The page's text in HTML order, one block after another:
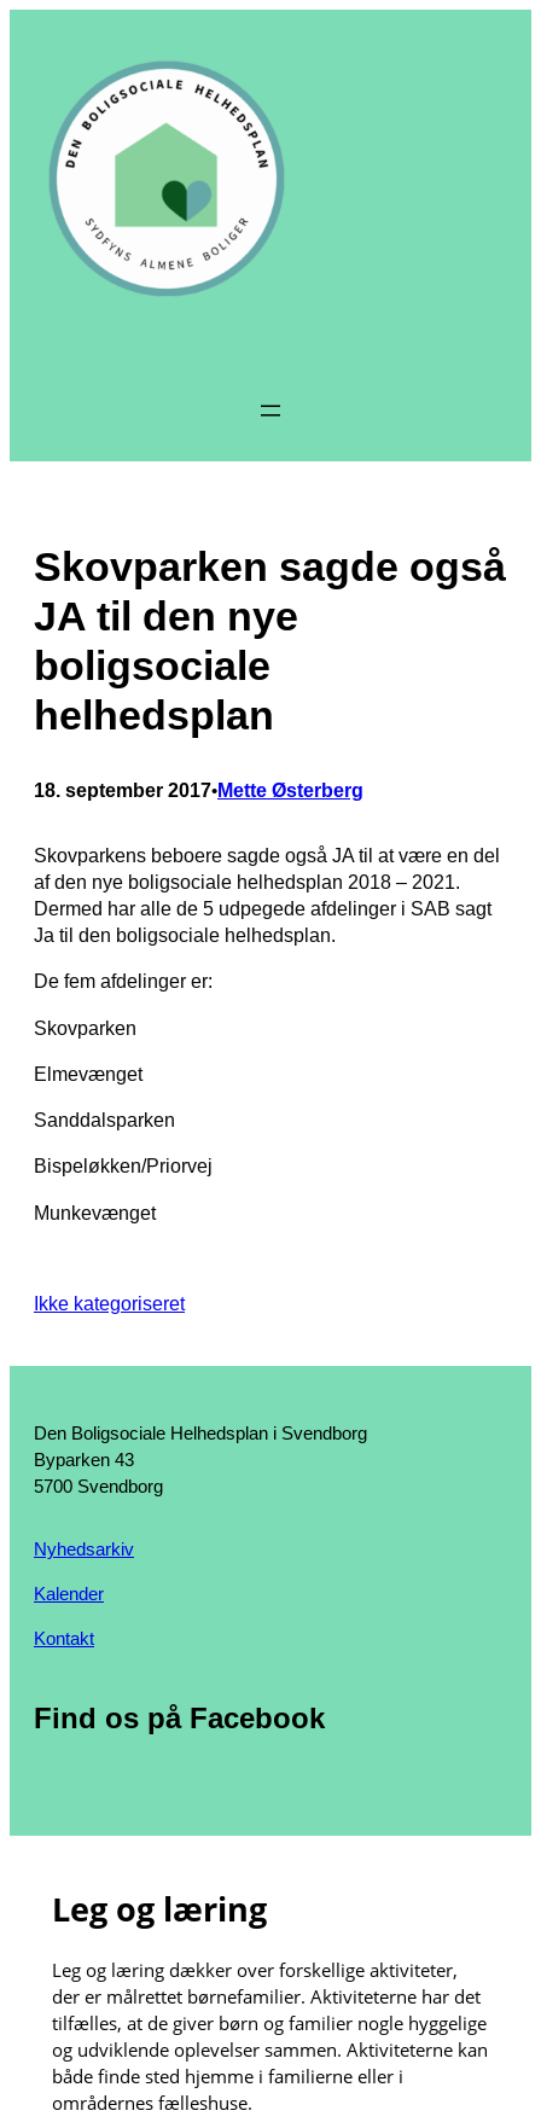
Skovparken sagde også
JA til den nye
boligsociale
helhedsplan
18. september 2017•Mette Østerberg
Skovparkens beboere sagde også JA til at være en del
af den nye boligsociale helhedsplan 2018 – 2021.
Dermed har alle de 5 udpegede afdelinger i SAB sagt
Ja til den boligsociale helhedsplan.
De fem afdelinger er:
Skovparken
Elmevænget
Sanddalsparken
Bispeløkken/Priorvej
Munkevænget
Ikke kategoriseret
Den Boligsociale Helhedsplan i Svendborg
Byparken 43
5700 Svendborg
Nyhedsarkiv
Kalender
Kontakt
Find os på Facebook
Leg og læring
Leg og læring dækker over forskellige aktiviteter,
der er målrettet børnefamilier. Aktiviteterne har det
tilfælles, at de giver børn og familier nogle hyggelige
og udviklende oplevelser sammen. Aktiviteterne kan
både finde sted hjemme i familierne eller i
områdernes fælleshuse.